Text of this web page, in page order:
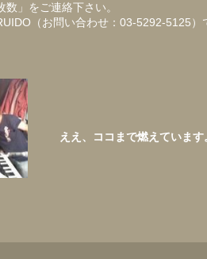
」をご連絡下さい。
（お問い合わせ：03-5292-5125）
ええ、ココまで燃えています